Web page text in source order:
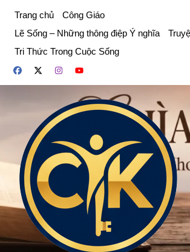
phần
dung
Trang chủ
Công Giáo
Lẽ Sống – Những thông điệp Ý nghĩa
Tri Thức Trong Cuộc Sống